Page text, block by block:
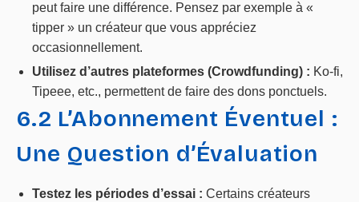
peut faire une différence. Pensez par exemple à «
tipper » un créateur que vous appréciez
occasionnellement.
Utilisez d’autres plateformes (Crowdfunding) : Ko-fi,
Tipeee, etc., permettent de faire des dons ponctuels.
6.2 L’Abonnement Éventuel :
Une Question d’Évaluation
Testez les périodes d’essai : Certains créateurs